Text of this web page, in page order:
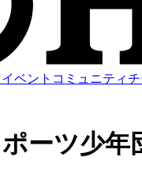
イベント コミュニティ
ーツ少年